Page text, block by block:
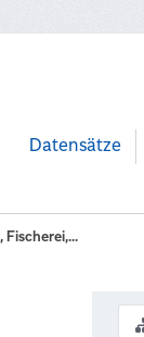
Datensätze
Fischerei,...